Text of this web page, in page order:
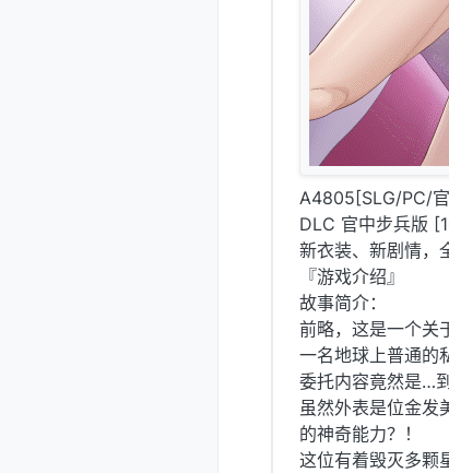
A4805[SLG/PC/
DLC 官中步兵版
新衣装、新剧情，
『游戏介绍』
故事简介：
前略，这是一个关
一名地球上普通的
委托内容竟然是…
虽然外表是位金发
的神奇能力？！
这位有着毁灭多颗